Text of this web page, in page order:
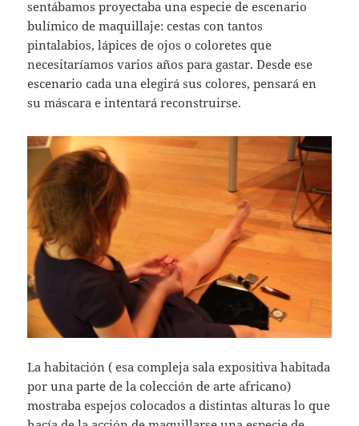
sentábamos proyectaba una especie de escenario
bulímico de maquillaje: cestas con tantos
pintalabios, lápices de ojos o coloretes que
necesitaríamos varios años para gastar. Desde ese
escenario cada una elegirá sus colores, pensará en
su máscara e intentará reconstruirse.
La habitación ( esa compleja sala expositiva habitada
por una parte de la colección de arte africano)
mostraba espejos colocados a distintas alturas lo que